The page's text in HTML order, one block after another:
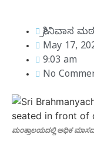
ಶ್ರೀನಿವಾಸ ಮಠ
May 17,
9:03 am
No
ಮಂತ್ರಾಲಯದಲ್ಲಿ ಅಧಿಕ ಮಾಸದ